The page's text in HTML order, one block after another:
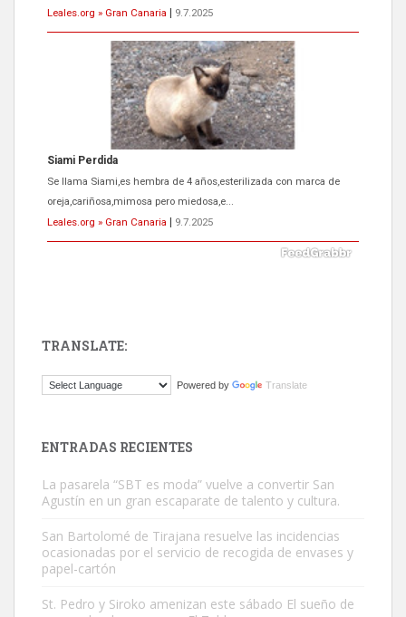
Leales.org » Gran Canaria
9.7.2025
ADOPCIÓN URGENTE GATA TEROR GRAN CANARIA
El ayuntamiento se va a llevar a Los Gatos callejeros de la zona los
próximos días, ella incluida...
Leales.org » Gran Canaria
9.7.2025
Este gato macho ha aparecido en la calle hace menos de un mes,
Adopción urgente
Busco adopción responsable para mi perra. Pastor alemán,
TRANSLATE:
Powered by Translate
ENTRADAS RECIENTES
La pasarela “SBT es moda” vuelve a convertir San
Agustín en un gran escaparate de talento y cultura.
San Bartolomé de Tirajana resuelve las incidencias
ocasionadas por el servicio de recogida de envases y
papel-cartón
St. Pedro y Siroko amenizan este sábado El sueño de